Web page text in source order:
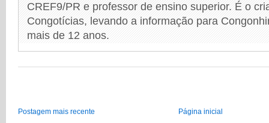
CREF9/PR e professor de ensino superior. É o
Congotícias, levando a informação para
mais de 12 anos.
Postagem mais recente Página inicial